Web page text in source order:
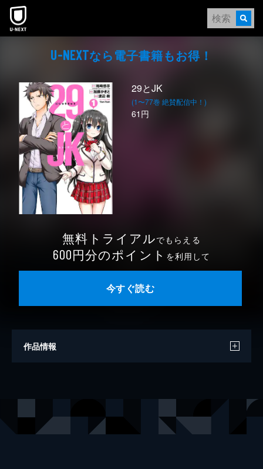
本文へスキップ
U-NEXTなら電⼦書籍もお得！
29とJK
(1〜77巻 絶賛配信中！)
61円
無料トライアルでもらえる
600円分のポイント を利用して
今すぐ読む
作品情報
作画